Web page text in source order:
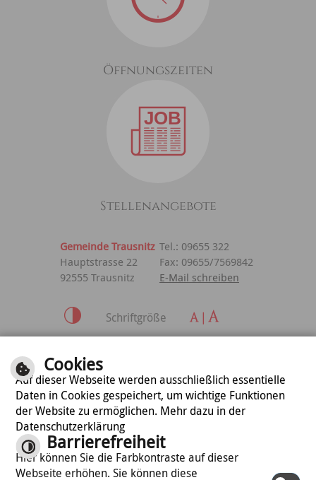
Öffnungszeiten
Stellenangebote
Gemeinde Trausnitz Tel.: 09655 322
Hauptstrasse 22
Fax: 09655/7569842
92555 Trausnitz
E-Mail schreiben
Schriftgröße
Datenschutzerklärung
optimiert für
mobile Endgeräte
Cookies
Auf dieser Webseite werden ausschließlich essentielle
Daten in Cookies gespeichert, um wichtige Funktionen
der Website zu ermöglichen. Mehr dazu in der
Datenschutzerklärung
Barrierefreiheit
Hier können Sie die Farbkontraste auf dieser
Webseite erhöhen. Sie können diese